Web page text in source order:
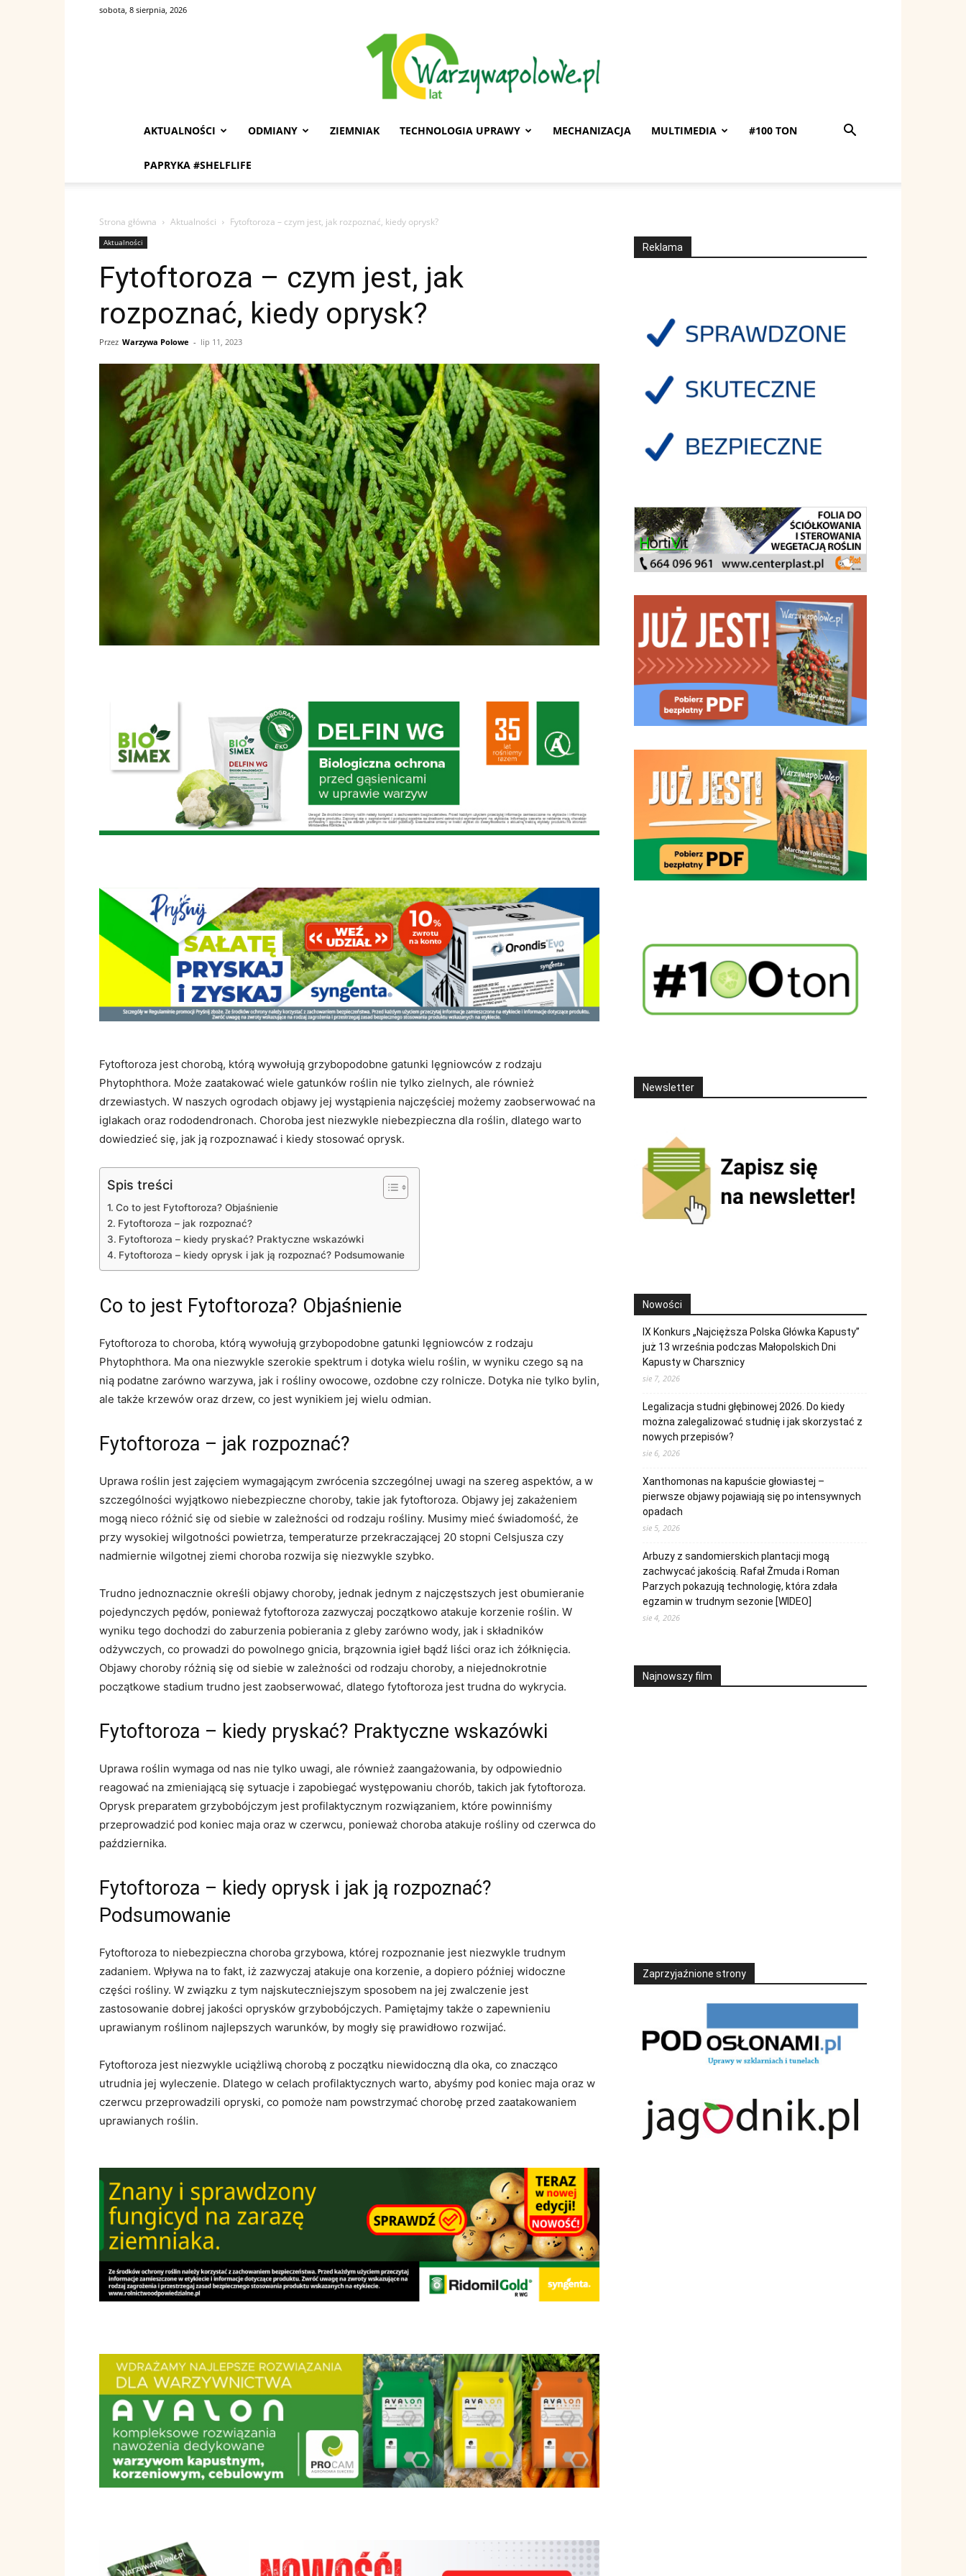
sobota, 8 sierpnia, 2026
AKTUALNOŚCI ODMIANY ZIEMNIAK TECHNOLOGIA UPRAWY MECHANIZACJA MULTIMEDIA #100 TON
PAPRYKA #SHELFLIFE
Strona główna Aktualności Fytoftoroza – czym jest, jak rozpoznać, kiedy oprysk?
Aktualności
Fytoftoroza – czym jest, jak
rozpoznać, kiedy oprysk?
Przez Warzywa Polowe - lip 11, 2023
Fytoftoroza jest chorobą, którą wywołują grzybopodobne gatunki lęgniowców z rodzaju
Phytophthora. Może zaatakować wiele gatunków roślin nie tylko zielnych, ale również
drzewiastych. W naszych ogrodach objawy jej wystąpienia najczęściej możemy zaobserwować na
iglakach oraz rododendronach. Choroba jest niezwykle niebezpieczna dla roślin, dlatego warto
dowiedzieć się, jak ją rozpoznawać i kiedy stosować oprysk.
Spis treści
Co to jest Fytoftoroza? Objaśnienie
Fytoftoroza – jak rozpoznać?
Fytoftoroza – kiedy pryskać? Praktyczne wskazówki
Fytoftoroza – kiedy oprysk i jak ją rozpoznać? Podsumowanie
Co to jest Fytoftoroza? Objaśnienie
Fytoftoroza to choroba, którą wywołują grzybopodobne gatunki lęgniowców z rodzaju
Phytophthora. Ma ona niezwykle szerokie spektrum i dotyka wielu roślin, w wyniku czego są na
nią podatne zarówno warzywa, jak i rośliny owocowe, ozdobne czy rolnicze. Dotyka nie tylko bylin,
ale także krzewów oraz drzew, co jest wynikiem jej wielu odmian.
Fytoftoroza – jak rozpoznać?
Uprawa roślin jest zajęciem wymagającym zwrócenia szczególnej uwagi na szereg aspektów, a w
szczególności wyjątkowo niebezpieczne choroby, takie jak fytoftoroza. Objawy jej zakażeniem
mogą nieco różnić się od siebie w zależności od rodzaju rośliny. Musimy mieć świadomość, że
przy wysokiej wilgotności powietrza, temperaturze przekraczającej 20 stopni Celsjusza czy
nadmiernie wilgotnej ziemi choroba rozwija się niezwykle szybko.
Trudno jednoznacznie określi objawy choroby, jednak jednym z najczęstszych jest obumieranie
pojedynczych pędów, ponieważ fytoftoroza zazwyczaj początkowo atakuje korzenie roślin. W
wyniku tego dochodzi do zaburzenia pobierania z gleby zarówno wody, jak i składników
odżywczych, co prowadzi do powolnego gnicia, brązownia igieł bądź liści oraz ich żółknięcia.
Objawy choroby różnią się od siebie w zależności od rodzaju choroby, a niejednokrotnie
początkowe stadium trudno jest zaobserwować, dlatego fytoftoroza jest trudna do wykrycia.
Fytoftoroza – kiedy pryskać? Praktyczne wskazówki
Uprawa roślin wymaga od nas nie tylko uwagi, ale również zaangażowania, by odpowiednio
reagować na zmieniającą się sytuacje i zapobiegać występowaniu chorób, takich jak fytoftoroza.
Oprysk preparatem grzybobójczym jest profilaktycznym rozwiązaniem, które powinniśmy
przeprowadzić pod koniec maja oraz w czerwcu, ponieważ choroba atakuje rośliny od czerwca do
października.
Fytoftoroza – kiedy oprysk i jak ją rozpoznać?
Podsumowanie
Fytoftoroza to niebezpieczna choroba grzybowa, której rozpoznanie jest niezwykle trudnym
zadaniem. Wpływa na to fakt, iż zazwyczaj atakuje ona korzenie, a dopiero później widoczne
części rośliny. W związku z tym najskuteczniejszym sposobem na jej zwalczenie jest
zastosowanie dobrej jakości oprysków grzybobójczych. Pamiętajmy także o zapewnieniu
uprawianym roślinom najlepszych warunków, by mogły się prawidłowo rozwijać.
Fytoftoroza jest niezwykle uciążliwą chorobą z początku niewidoczną dla oka, co znacząco
utrudnia jej wyleczenie. Dlatego w celach profilaktycznych warto, abyśmy pod koniec maja oraz w
czerwcu przeprowadzili opryski, co pomoże nam powstrzymać chorobę przed zaatakowaniem
uprawianych roślin.
Reklama
Newsletter
Nowości
IX Konkurs „Najcięższa Polska Główka Kapusty”
już 13 września podczas Małopolskich Dni
Kapusty w Charsznicy
sie 7, 2026
Legalizacja studni głębinowej 2026. Do kiedy
można zalegalizować studnię i jak skorzystać z
nowych przepisów?
sie 6, 2026
Xanthomonas na kapuście głowiastej –
pierwsze objawy pojawiają się po intensywnych
opadach
sie 5, 2026
Arbuzy z sandomierskich plantacji mogą
zachwycać jakością. Rafał Żmuda i Roman
Parzych pokazują technologię, która zdała
egzamin w trudnym sezonie [WIDEO]
sie 4, 2026
Najnowszy film
Zaprzyjaźnione strony